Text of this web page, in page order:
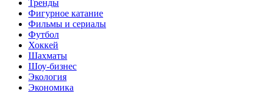
Тренды
Фигурное катание
Фильмы и сериалы
Футбол
Хоккей
Шахматы
Шоу-бизнес
Экология
Экономика